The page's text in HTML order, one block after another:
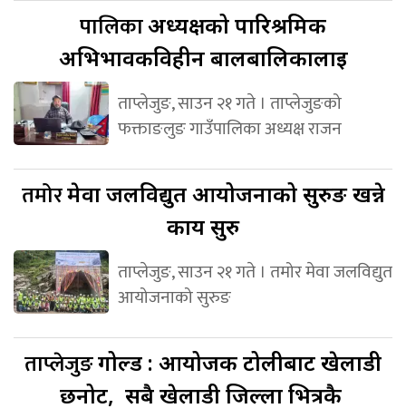
पालिकाअध्यक्षको पारिश्रमिक
अभिभावकविहीन बालबालिकालाई
ताप्लेजुङ, साउन २१ गते । ताप्लेजुङको
फक्ताङलुङ गाउँपालिका अध्यक्ष राजन
तमोरमेवा जलविद्युत आयोजनाको सुरुङ खन्ने
कार्य सुरु
ताप्लेजुङ, साउन २१ गते । तमोर मेवा जलविद्युत
आयोजनाको सुरुङ
ताप्लेजुङगोल्ड : आयोजक टोलीबाट खेलाडी
छनोट, सबै खेलाडी जिल्ला भित्रकै